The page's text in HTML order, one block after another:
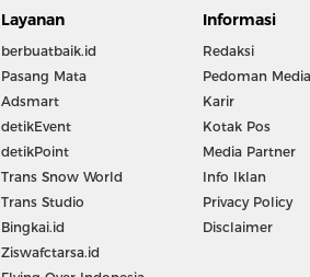
Layanan
berbuatbaik.id
Pasang Mata
Adsmart
detikEvent
detikPoint
Trans Snow World
Trans Studio
Bingkai.id
Ziswafctarsa.id
Informasi
Redaksi
Pedoman
Karir
Kotak Pos
Media Partner
Info Iklan
Privacy Policy
Disclaimer